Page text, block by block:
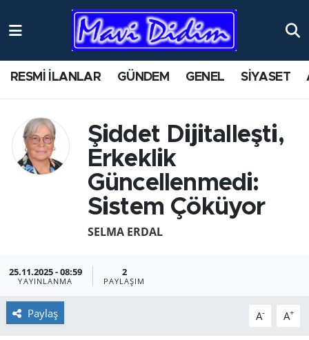
RESMİ İLANLAR GÜNDEM GENEL SİYASET
Şiddet Dijitalleşti,
Erkeklik
Güncellenmedi:
Sistem Çöküyor
SELMA ERDAL
25.11.2025 - 08:59
YAYINLANMA
2
PAYLAŞIM
Paylaş A- A+
ANTİK YERLER
AYDIN
BİLİM VE TEKNOLOJİ
EKONOMİ
GENEL
Nöbetçi Eczaneler
Namaz Vakitleri
Trafik Durumu
Süper Lig Puan Durumu ve Fikstür
Tüm Manşetler
Son Dakika Haberleri
Haber Arşivi